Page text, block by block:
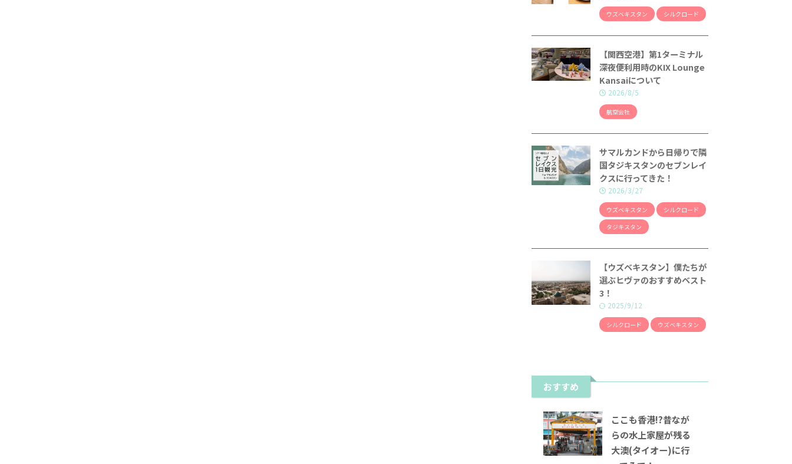
ウズベキスタン シルクロード
【関西空港】第1ターミナル
深夜便利用時のKIX Lounge
Kansaiについて
2026/8/5
航空会社
サマルカンドから日帰りで隣
国タジキスタンのセブンレイ
クスに行ってきた！
2026/3/27
ウズベキスタン
シルクロード
タジキスタン
【ウズベキスタン】僕たちが
選ぶヒヴァのおすすめベスト
3！
2025/9/12
シルクロード ウズベキスタン
おすすめ
ここも香港!?昔なが
らの水上家屋が残る
大澳(タイオー)に行